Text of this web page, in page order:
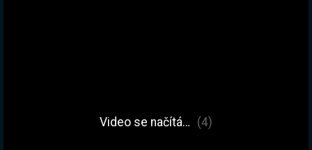
Video se načítá… (4)